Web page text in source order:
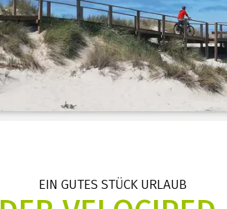
EIN GUTES STÜCK URLAUB